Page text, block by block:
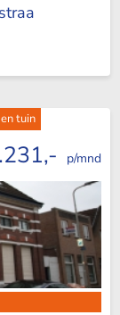
tuin
p/mnd